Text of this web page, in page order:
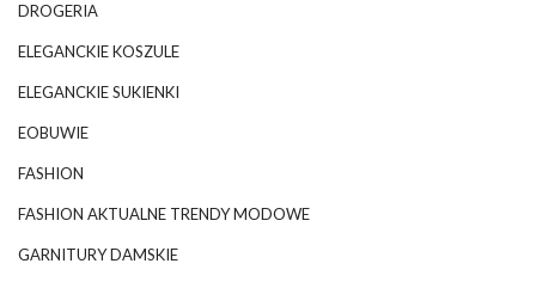
DROGERIA
ELEGANCKIE KOSZULE
ELEGANCKIE SUKIENKI
EOBUWIE
FASHION
FASHION AKTUALNE TRENDY MODOWE
GARNITURY DAMSKIE